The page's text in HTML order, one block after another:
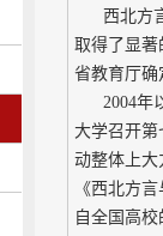
西北方言
取得了显著
省教育厅确
2004年
大学召开第
动整体上大
《西北方
自全国高